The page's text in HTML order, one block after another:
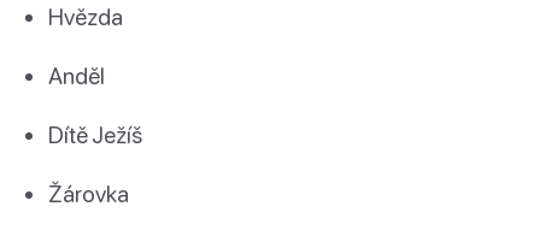
Hvězda
Anděl
Dítě Ježíš
Žárovka